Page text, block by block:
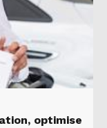
optimise